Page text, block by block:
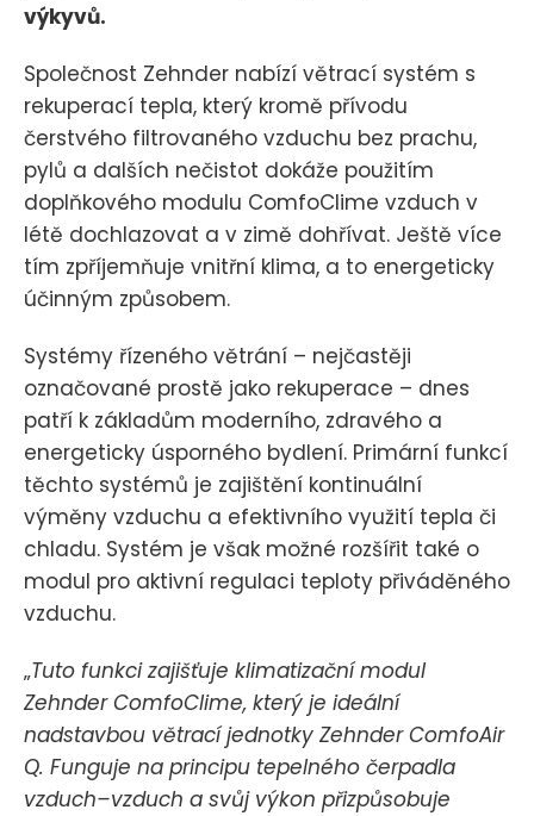
výkyvů.
Společnost Zehnder nabízí větrací systém s
rekuperací tepla, který kromě přívodu
čerstvého filtrovaného vzduchu bez prachu,
pylů a dalších nečistot dokáže použitím
doplňkového modulu ComfoClime vzduch v
létě dochlazovat a v zimě dohřívat. Ještě více
tím zpříjemňuje vnitřní klima, a to energeticky
účinným způsobem.
Systémy řízeného větrání – nejčastěji
označované prostě jako rekuperace – dnes
patří k základům moderního, zdravého a
energeticky úsporného bydlení. Primární funkcí
těchto systémů je zajištění kontinuální
výměny vzduchu a efektivního využití tepla či
chladu. Systém je však možné rozšířit také o
modul pro aktivní regulaci teploty přiváděného
vzduchu.
„Tuto funkci zajišťuje klimatizační modul
Zehnder ComfoClime, který je ideální
nadstavbou větrací jednotky Zehnder ComfoAir
Q. Funguje na principu tepelného čerpadla
vzduch–vzduch a svůj výkon přizpůsobuje